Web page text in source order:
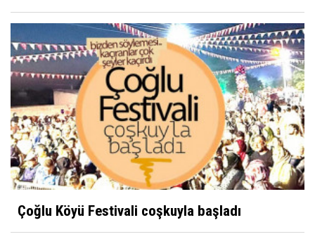
Çoğlu Köyü Festivali coşkuyla başladı